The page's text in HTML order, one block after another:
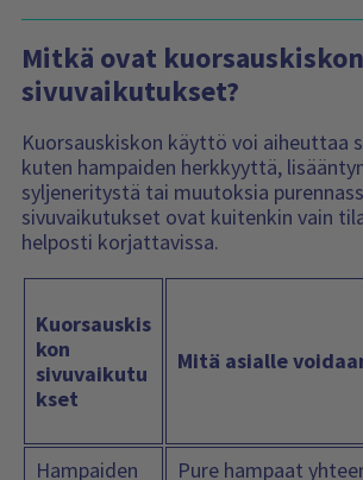
Mitkä ovat kuorsauskiskon
sivuvaikutukset?
Kuorsauskiskon käyttö voi aiheuttaa
kuten hampaiden herkkyyttä,
syljeneritystä tai muutoksia
sivuvaikutukset ovat kuitenkin vain
helposti korjattavissa.
Kuorsauskis
kon
sivuvaikutu
kset
Mitä asialle
Hampaiden
Pure hampaat